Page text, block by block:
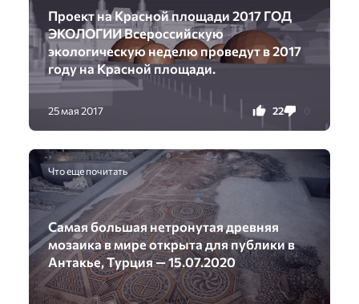
Проект на Красной площади 2017 ГОД
ЭКОЛОГИИ Всероссийскую
экологическую неделю проведут в 2017
году на Красной площади.
25 мая 2017 22
Что еще почитать
Самая большая нетронутая древняя
мозаика в мире открыта для публики в
Антакье, Турция — 15.07.2020